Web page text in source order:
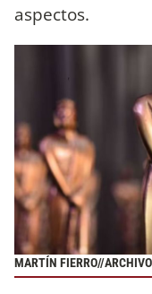
aspectos.
MARTÍN FIERRO//ARCHIVO